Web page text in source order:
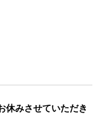
休みさせていただき